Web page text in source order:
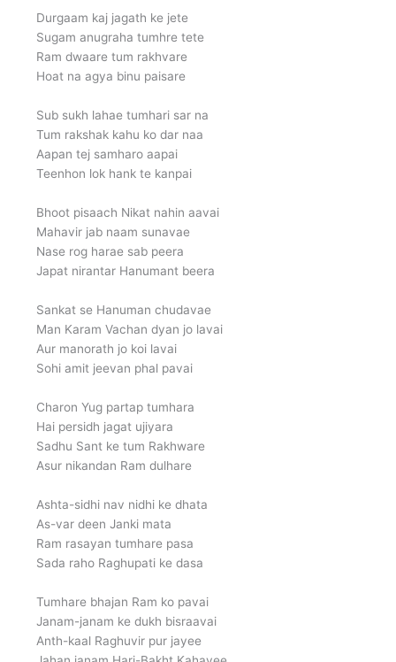
Durgaam kaj jagath ke jete
Sugam anugraha tumhre tete
Ram dwaare tum rakhvare
Hoat na agya binu paisare
Sub sukh lahae tumhari sar na
Tum rakshak kahu ko dar naa
Aapan tej samharo aapai
Teenhon lok hank te kanpai
Bhoot pisaach Nikat nahin aavai
Mahavir jab naam sunavae
Nase rog harae sab peera
Japat nirantar Hanumant beera
Sankat se Hanuman chudavae
Man Karam Vachan dyan jo lavai
Aur manorath jo koi lavai
Sohi amit jeevan phal pavai
Charon Yug partap tumhara
Hai persidh jagat ujiyara
Sadhu Sant ke tum Rakhware
Asur nikandan Ram dulhare
Ashta-sidhi nav nidhi ke dhata
As-var deen Janki mata
Ram rasayan tumhare pasa
Sada raho Raghupati ke dasa
Tumhare bhajan Ram ko pavai
Janam-janam ke dukh bisraavai
Anth-kaal Raghuvir pur jayee